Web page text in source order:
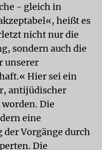
- gleich in
heißt es
nicht nur die
sondern auch die
unserer
Hier sei ein
antijüdischer
Die
eine
Vorgänge durch
Die